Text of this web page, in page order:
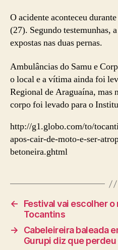
O acidente aconteceu
(27). Segundo testemunhas,
expostas nas duas pernas.
Ambulâncias do Samu e
o local e a vítima ainda foi
Regional de Araguaína, mas
corpo foi levado para o
http://g1.globo.com/to/
apos-cair-de-moto-e-ser-
betoneira.ghtml
←
Festival vai escolher
Tocantins
→
Cabeleireira baleada
Gurupi diz que